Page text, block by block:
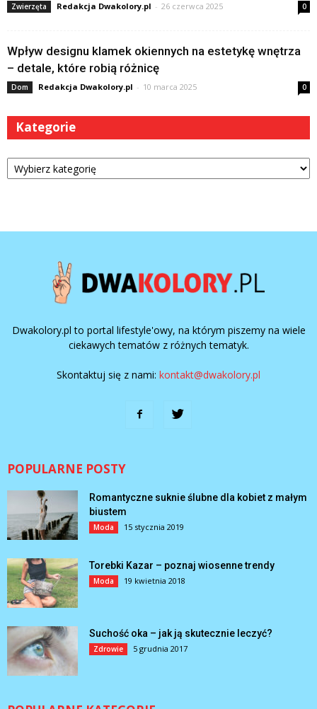
Zwierzęta Redakcja Dwakolory.pl - 26 czerwca 2025 0
Wpływ designu klamek okiennych na estetykę wnętrza
– detale, które robią różnicę
Dom Redakcja Dwakolory.pl - 10 marca 2025 0
Kategorie
Kategorie
Dwakolory.pl to portal lifestyle'owy, na którym piszemy na wiele
ciekawych tematów z różnych tematyk.
Skontaktuj się z nami: kontakt@dwakolory.pl
POPULARNE POSTY
Romantyczne suknie ślubne dla kobiet z małym
biustem
Moda 15 stycznia 2019
Torebki Kazar – poznaj wiosenne trendy
Moda 19 kwietnia 2018
Suchość oka – jak ją skutecznie leczyć?
Zdrowie 5 grudnia 2017